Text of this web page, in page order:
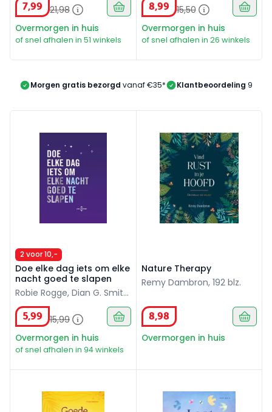
7,99 21,98
Overmorgen in huis
of snel afhalen in 51 winkels
8,99 15,50
Overmorgen in huis
of snel afhalen in 26 winkels
Morgen gratis bezorgd vanaf €35* Klantbeoordeling 9/10
2 voor 10,-
Doe elke dag iets om elke
nacht goed te slapen
Robie Rogge, Dian G. Smith,
368 blz.
5,99 15,99
Overmorgen in huis
of snel afhalen in 94 winkels
Nature Therapy
Remy Dambron, 192 blz.
8,98
Overmorgen in huis